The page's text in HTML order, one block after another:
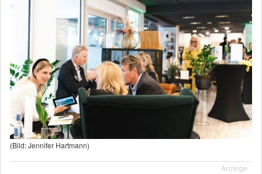
(Bild: Jennifer Hartmann)
Anzeige